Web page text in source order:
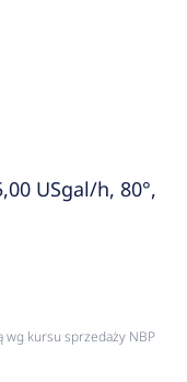
USgal/h, 80°,
wg kursu sprzedaży NBP